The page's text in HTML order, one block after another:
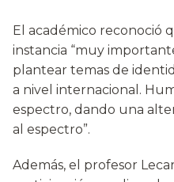
El académico reconoció
instancia “muy
plantear temas de
a nivel internacional.
espectro, dando una
al espectro”.
Además, el profesor